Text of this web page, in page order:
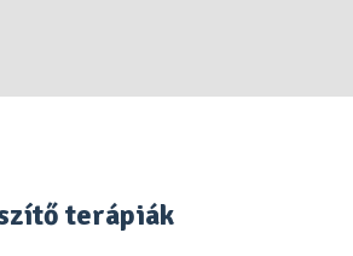
terápiák